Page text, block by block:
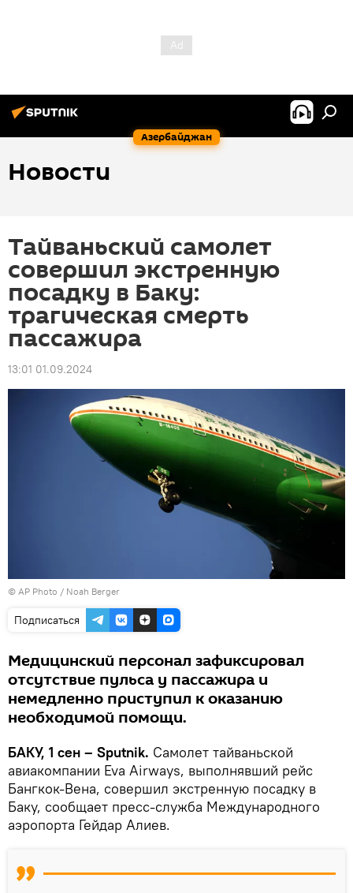
Азербайджан
Новости
Тайваньский самолет
совершил экстренную
посадку в Баку:
трагическая смерть
пассажира
13:01 01.09.2024
© AP Photo / Noah Berger
Подписаться
Медицинский персонал зафиксировал
отсутствие пульса у пассажира и
немедленно приступил к оказанию
необходимой помощи.
БАКУ, 1 сен – Sputnik. Самолет тайваньской
авиакомпании Eva Airways, выполнявший рейс
Бангкок-Вена, совершил экстренную посадку в
Баку, сообщает пресс-служба Международного
аэропорта Гейдар Алиев.